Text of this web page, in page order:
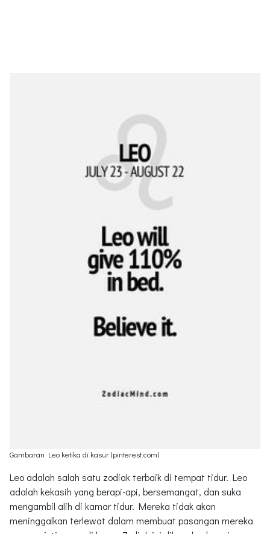
Gambaran Leo ketika di kasur (pinterest.com)
Leo adalah salah satu zodiak terbaik di tempat tidur. Leo
adalah kekasih yang berapi-api, bersemangat, dan suka
mengambil alih di kamar tidur. Mereka tidak akan
meninggalkan terlewat dalam membuat pasangan mereka